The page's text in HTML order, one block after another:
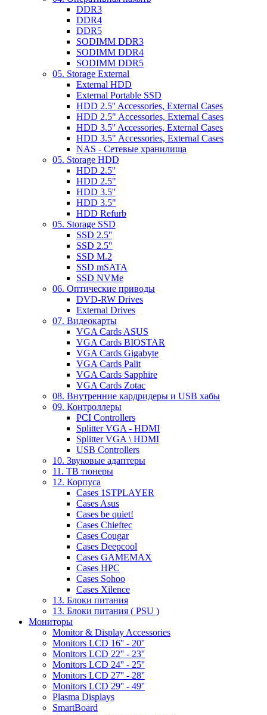
DDR3
DDR4
DDR5
SODIMM DDR3
SODIMM DDR4
SODIMM DDR5
05. Storage External
External HDD
External Portable SSD
HDD 2.5'' Accessories, External Cases
HDD 2.5" Accessories, External Cases
HDD 3.5'' Accessories, External Cases
HDD 3.5" Accessories, External Cases
NAS - Сетевые хранилища
05. Storage HDD
HDD 2.5''
HDD 2.5"
HDD 3.5''
HDD 3.5"
HDD Refurb
05. Storage SSD
SSD 2.5''
SSD 2.5"
SSD M.2
SSD mSATA
SSD NVMe
06. Оптические приводы
DVD-RW Drives
External Drives
07. Видеокарты
VGA Cards ASUS
VGA Cards BIOSTAR
VGA Cards Gigabyte
VGA Cards Palit
VGA Cards Sapphire
VGA Cards Zotac
08. Внутренние кардридеры и USB хабы
09. Контроллеры
PCI Controllers
Splitter VGA - HDMI
Splitter VGA \ HDMI
USB Controllers
10. Звуковые адаптеры
11. ТВ тюнеры
12. Корпуса
Cases 1STPLAYER
Cases Asus
Cases be quiet!
Cases Chieftec
Cases Cougar
Cases Deepcool
Cases GAMEMAX
Cases HPC
Cases Sohoo
Cases Xilence
13. Блоки питания
13. Блоки питания ( PSU )
Мониторы
Monitor & Display Accessories
Monitors LCD 16'' - 20''
Monitors LCD 22'' - 23''
Monitors LCD 24'' - 25''
Monitors LCD 27'' - 28''
Monitors LCD 29'' - 49''
Plasma Displays
SmartBoard